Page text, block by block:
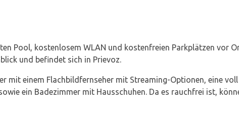
Pool, kostenlosem WLAN und kostenfreien Parkplätzen vor
und befindet sich in Prievoz.
mit einem Flachbildfernseher mit Streaming-Optionen, eine voll
ein Badezimmer mit Hausschuhen. Da es rauchfrei ist,